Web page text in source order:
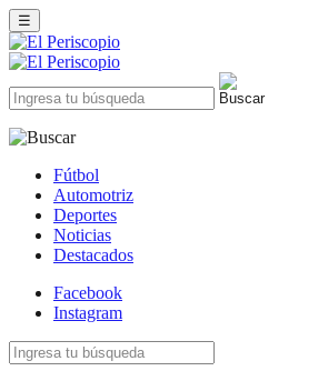
☰
Fútbol
Automotriz
Deportes
Noticias
Destacados
Facebook
Instagram